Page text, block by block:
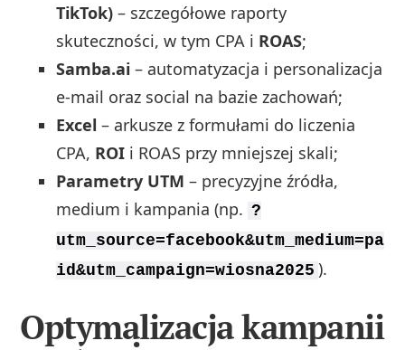
TikTok) – szczegółowe raporty
skuteczności, w tym CPA i ROAS;
Samba.ai – automatyzacja i personalizacja
e-mail oraz social na bazie zachowań;
Excel – arkusze z formułami do liczenia
CPA, ROI i ROAS przy mniejszej skali;
Parametry UTM – precyzyjne źródła,
medium i kampania (np. ?
utm_source=facebook&utm_medium=pa
id&utm_campaign=wiosna2025 ).
Optymalizacja kampanii